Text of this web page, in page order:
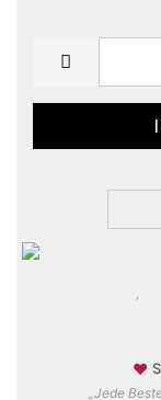
♥
„Jede